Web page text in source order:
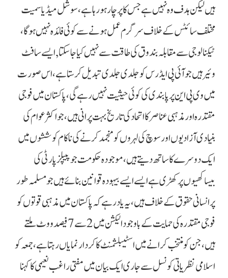
ہیں لیکن ہدف وہ نہیں ہے جس کا پرچار ہورہا ہے، سوشل میڈیا سمیت
مختلف سائٹس کے خلاف سرگرم عمل ہونے سے کوئی فائدہ نہیں ہوگا،
ٹیکنالوجی سے مقابلہ بندوق کی طاقت سے نہیں کیا جاسکتا, ایسے سافٹ
وئیر ہیں جو آئی پی ایڈرس کو جلدی جلدی تبدیل کرستا ہے، اس صورت
میں وی پی این پر پابندی کی کوئی حیثیت نہیں رہے گی، پاکستان میں فوجی
مقتدرہ اور مذہبی عناصر کا اتحاد کی تاریخ بہت پرانی ہیں، جو اکثر عوام کی
بنیادی آزادیوں اور سوچ کی لہروں کو منجمد کرنے کی ناکام کوششوں میں
ایک دوسرے کا ساتھ دیتے ہیں، موجودہ حکومت جو پیپلزپارٹی کی
بیساکھیوں پر کھڑی ہے ایسے ایسے بیہودہ قوانین بنائے ہیں جو مسلمہ طور
پر انسانی حقوق کے خلاف ہیں، یہ یاد رہے کہ پاکستان میں مذہبی قوتوں کو
فوجی مقتدرہ کی حمایت کے باوجود الیکشن میں 2 سے 7 فیصد ووٹ ملتے
ہیں، جن کو منتخب کرانے میں اسٹیبلشمنٹ کا کردار نمایاں رہتا ہے، جمعہ کو
اسلامی نظریاتی کونسل سے جاری ایک بیان میں مفتی راغب نعیمی کا کہنا